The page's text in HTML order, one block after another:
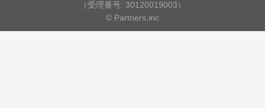
（受理番号: 30120019003）
© Partners.inc